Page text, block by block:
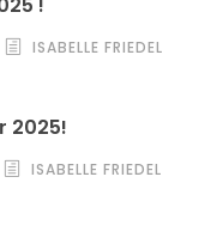
ISABELLE FRIEDEL
2025!
ISABELLE FRIEDEL